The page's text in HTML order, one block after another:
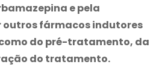
e pela
fármacos indutores
do pré-tratamento, da
do tratamento.